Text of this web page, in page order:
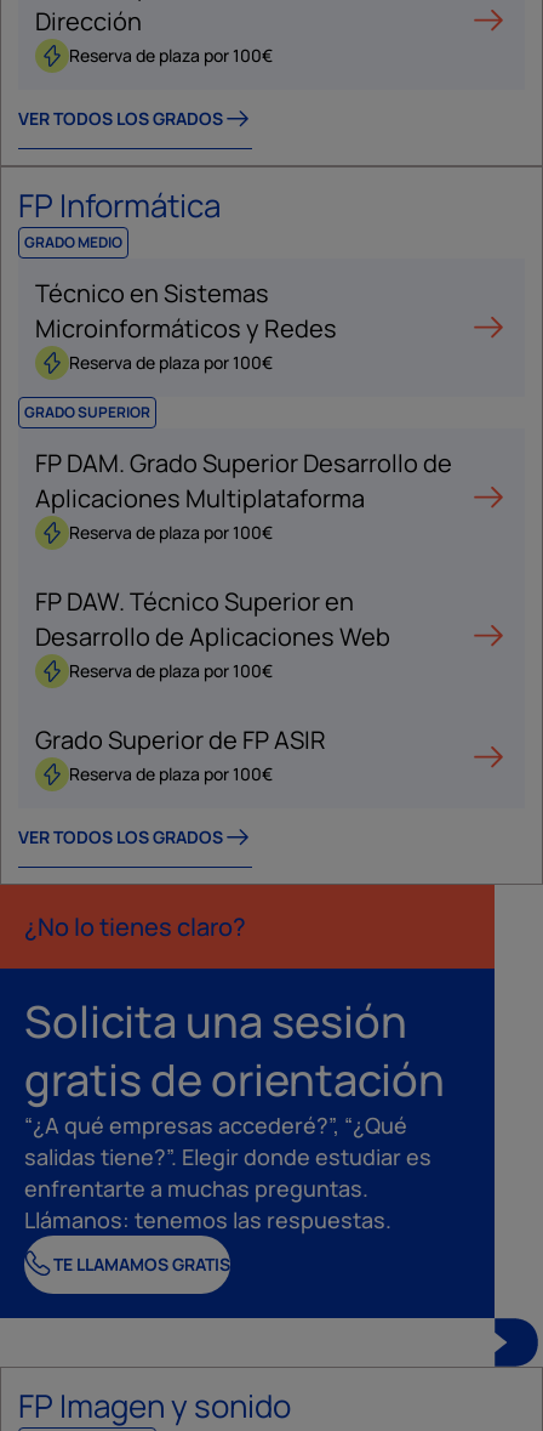
Dirección
Reserva de plaza por 100€
VER TODOS LOS GRADOS
FP Informática
GRADO MEDIO
Técnico en Sistemas
Microinformáticos y Redes
Reserva de plaza por 100€
GRADO SUPERIOR
FP DAM. Grado Superior Desarrollo de
Aplicaciones Multiplataforma
Reserva de plaza por 100€
FP DAW. Técnico Superior en
Desarrollo de Aplicaciones Web
Reserva de plaza por 100€
Grado Superior de FP ASIR
Reserva de plaza por 100€
VER TODOS LOS GRADOS
¿No lo tienes claro?
Solicita una sesión
gratis de orientación
“¿A qué empresas accederé?”, “¿Qué
salidas tiene?”. Elegir donde estudiar es
enfrentarte a muchas preguntas.
Llámanos: tenemos las respuestas.
TE LLAMAMOS GRATIS
FP Imagen y sonido